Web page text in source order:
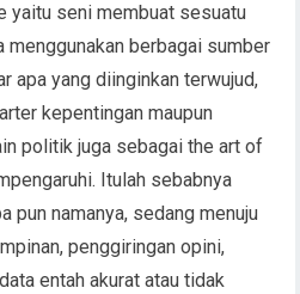
yaitu seni membuat sesuatu
menggunakan berbagai sumber
apa yang diinginkan terwujud,
kepentingan maupun
politik juga sebagai the art of
Itulah sebabnya
pun namanya, sedang menuju
penggiringan opini,
entah akurat atau tidak